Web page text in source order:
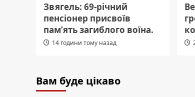
Звягель: 69-річний
пенсіонер присвоїв
пам’ять загиблого воїна.
14 години тому назад
Вам буде цікаво